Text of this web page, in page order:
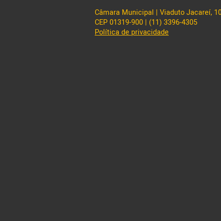
Câmara Municipal | Viaduto Jacareí,
CEP 01319-900 | (11) 3396-4305
Política de privacidade